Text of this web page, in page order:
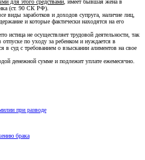
для этого средствами, имеет бывшая жена в
(ст. 90 СК РФ).
виды заработков и доходов супруга, наличие лиц,
и которые фактически находятся на его
истица не осуществляет трудовой деятельности, так
отпуске по уходу за ребенком и нуждается в
в суд с требованием о взыскании алиментов на свое
денежной сумме и подлежит уплате ежемесячно.
при разводе
брака